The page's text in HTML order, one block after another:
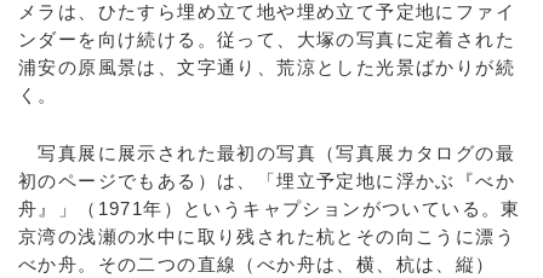
メラは、ひたすら埋め立て地や埋め立て予定地にファイ
ンダーを向け続ける。従って、大塚の写真に定着された
浦安の原風景は、文字通り、荒涼とした光景ばかりが続
く。
写真展に展示された最初の写真（写真展カタログの最
初のページでもある）は、「埋立予定地に浮かぶ『べか
舟』」（1971年）というキャプションがついている。東
京湾の浅瀬の水中に取り残された杭とその向こうに漂う
べか舟。その二つの直線（べか舟は、横、杭は、縦）